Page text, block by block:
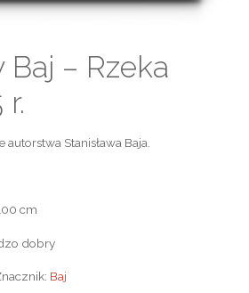
Baj – Rzeka
Stanisława Baja.
cm
dobry
Baj